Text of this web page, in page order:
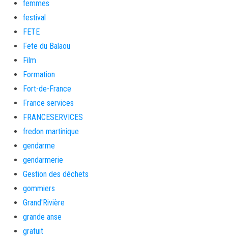
femmes
festival
FETE
Fete du Balaou
Film
Formation
Fort-de-France
France services
FRANCESERVICES
fredon martinique
gendarme
gendarmerie
Gestion des déchets
gommiers
Grand'Rivière
grande anse
gratuit